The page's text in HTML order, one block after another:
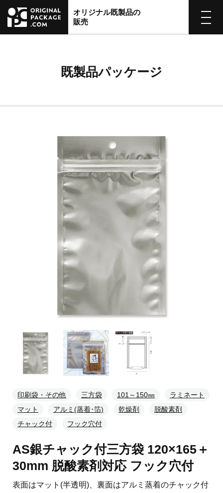
オリジナル既製品の
販売
既製品パッケージ
印刷袋・その他 三方袋 101～150㎜
ラミネート
マット
アルミ(蒸着･箔) 乾燥剤
脱酸素剤
チャック付
フック穴付
AS銀チャック付三方袋 120×165＋
30mm 脱酸素剤対応 フック穴付
表面はマット(半透明)、裏面はアルミ蒸着のチャック付